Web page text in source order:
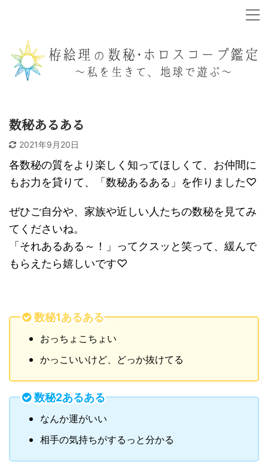
数秘あるある
2021年9月20日
各数秘の質をより楽しく知ってほしくて、お仲間に
もお力を貸りて、「数秘あるある」を作りました♡
ぜひご自分や、家族や近しい人たちの数秘を見てみ
てくださいね。
「それあるある～！」ってクスッと笑って、緩んで
もらえたら嬉しいです♡
数秘1あるある
おっちょこちょい
かっこいいけど、どっか抜けてる
数秘2あるある
なんか運がいい
相手の気持ちがするっと分かる